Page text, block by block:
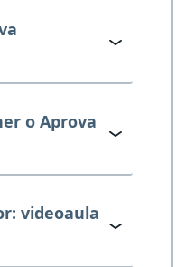
o Aprova
videoaula